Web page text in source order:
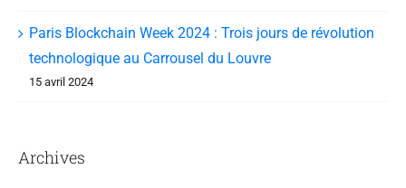
Paris Blockchain Week 2024 : Trois jours de révolution
technologique au Carrousel du Louvre
15 avril 2024
Archives